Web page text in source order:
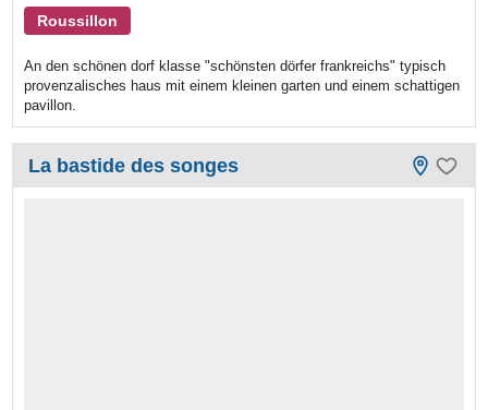
Roussillon
An den schönen dorf klasse "schönsten dörfer frankreichs" typisch
provenzalisches haus mit einem kleinen garten und einem schattigen
pavillon.
La bastide des songes